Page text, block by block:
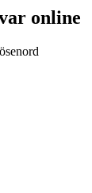
online